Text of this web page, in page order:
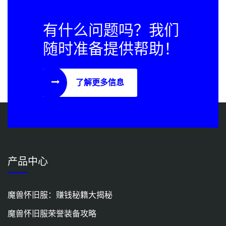
有什么问题吗？我们
随时准备提供帮助！
了解更多信息
产品中心
魔兽怀旧服：赚钱秘籍大揭秘
魔兽怀旧服荣誉装备攻略